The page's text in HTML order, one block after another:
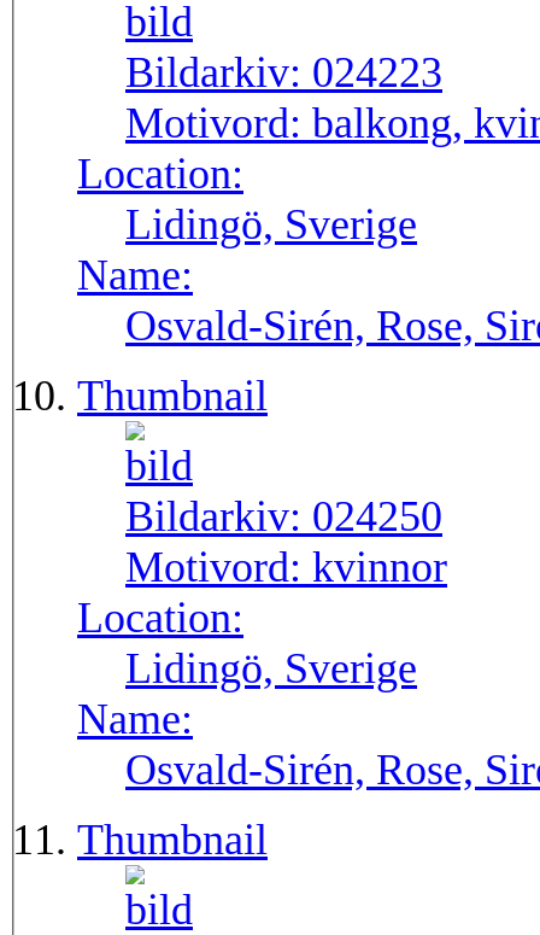
Bildarkiv: 024223
Motivord: balkong,
Location:
Lidingö, Sverige
Name:
Osvald-Sirén, Rose,
Thumbnail
Bildarkiv: 024250
Motivord: kvinnor
Location:
Lidingö, Sverige
Name:
Osvald-Sirén, Rose,
Thumbnail